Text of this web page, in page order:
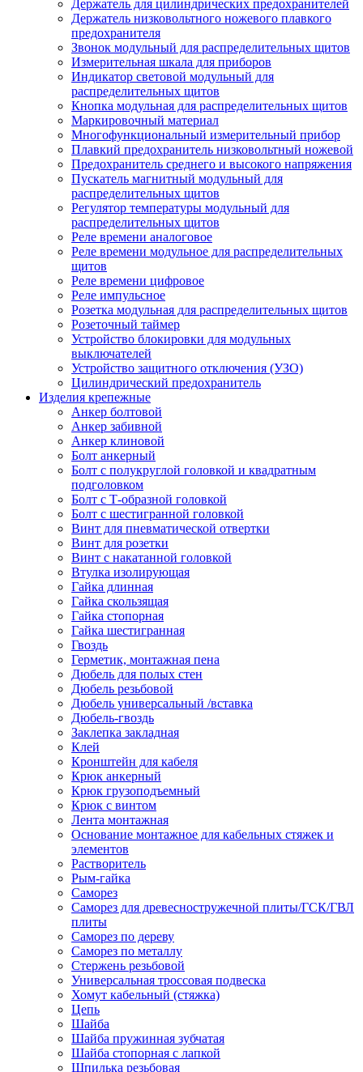
Держатель для цилиндрических предохранителей
Держатель низковольтного ножевого плавкого
предохранителя
Звонок модульный для распределительных щитов
Измерительная шкала для приборов
Индикатор световой модульный для
распределительных щитов
Кнопка модульная для распределительных щитов
Маркировочный материал
Многофункциональный измерительный прибор
Плавкий предохранитель низковольтный ножевой
Предохранитель среднего и высокого напряжения
Пускатель магнитный модульный для
распределительных щитов
Регулятор температуры модульный для
распределительных щитов
Реле времени аналоговое
Реле времени модульное для распределительных
щитов
Реле времени цифровое
Реле импульсное
Розетка модульная для распределительных щитов
Розеточный таймер
Устройство блокировки для модульных
выключателей
Устройство защитного отключения (УЗО)
Цилиндрический предохранитель
Изделия крепежные
Анкер болтовой
Анкер забивной
Анкер клиновой
Болт анкерный
Болт с полукруглой головкой и квадратным
подголовком
Болт с Т-образной головкой
Болт с шестигранной головкой
Винт для пневматической отвертки
Винт для розетки
Винт с накатанной головкой
Втулка изолирующая
Гайка длинная
Гайка скользящая
Гайка стопорная
Гайка шестигранная
Гвоздь
Герметик, монтажная пена
Дюбель для полых стен
Дюбель резьбовой
Дюбель универсальный /вставка
Дюбель-гвоздь
Заклепка закладная
Клей
Кронштейн для кабеля
Крюк анкерный
Крюк грузоподъемный
Крюк с винтом
Лента монтажная
Основание монтажное для кабельных стяжек и
элементов
Растворитель
Рым-гайка
Саморез
Саморез для древесностружечной плиты/ГСК/ГВЛ
плиты
Саморез по дереву
Саморез по металлу
Стержень резьбовой
Универсальная троссовая подвеска
Хомут кабельный (стяжка)
Цепь
Шайба
Шайба пружинная зубчатая
Шайба стопорная с лапкой
Шпилька резьбовая